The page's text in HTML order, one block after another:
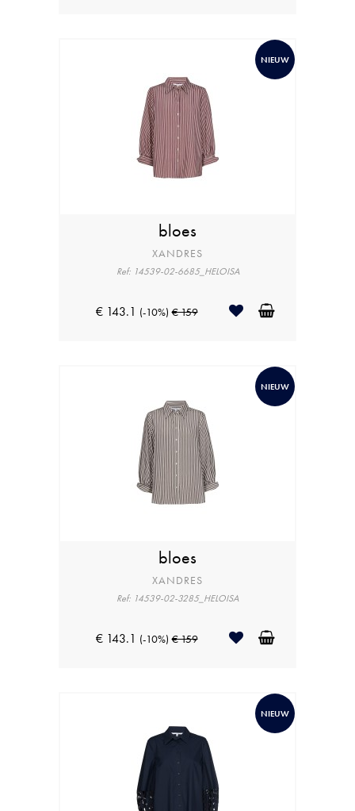
NIEUW
bloes
XANDRES
Ref: 14539-02-6685_HELOISA
€ 143.1 (-10%) € 159
NIEUW
bloes
XANDRES
Ref: 14539-02-3285_HELOISA
€ 143.1 (-10%) € 159
NIEUW